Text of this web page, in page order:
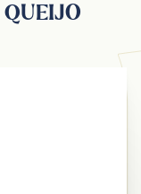
QUEIJO